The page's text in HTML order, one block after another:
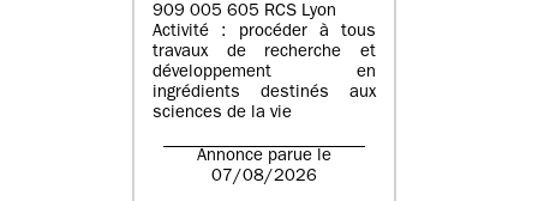
909 005 605 RCS Lyon
Activité : procéder à tous
travaux de recherche et
développement en
ingrédients destinés aux
sciences de la vie
Annonce parue le
07/08/2026